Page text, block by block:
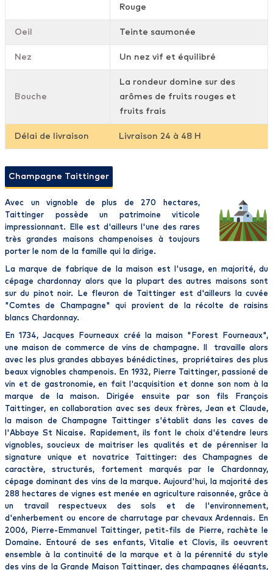
Rouge
Oeil Teinte saumonée
Nez Un nez vif et équilibré
Bouche
La rondeur domine sur des
arômes de fruits rouges et
fruits frais
Délai de livraison Livraison 24 à 48 H
Champagne Taittinger
Avec un vignoble de plus de 270 hectares,
Taittinger possède un patrimoine viticole
impressionnant. Elle est d'ailleurs l'une des rares
trèsgrandes maisons champenoises à toujours
porter le nom de la famille qui la dirige.
La marque de fabrique de la maison est l'usage, en majorité, du
cépage chardonnay alors que la plupart des autres maisons sont
sur du pinot noir.
Le fleuron de Taittinger est d'ailleurs la cuvée
"Comtes de Champagne" qui provient de la récolte de raisins
blancs Chardonnay.
En 1734, Jacques Fourneaux créé la maison "Forest Fourneaux",
une maison de commerce de vins dechampagne. Il travaille alors
avec les plus grandes abbayes bénédictines, propriétaires des plus
beaux vignobles champenois. En 1932, Pierre
Taittinger, passioné de
vin et de gastronomie, en fait l'acquisition et donne son nom à la
marque de la maison. Dirigée ensuite par son fils François
Taittinger, en collaboration avec ses deux frères, Jean et Claude,
la maison de Champagne Taittinger s'établit dans les caves de
l'Abbaye St Nicaise. Rapidement, ils font le choix d'étendre leurs
vignobles, soucieux de maitriser les qualités et de pérenniser la
signature unique et novatrice Taittinger: des Champagnes de
caractère, structurés, fortement marqués par le Chardonnay,
cépage dominant des vins de la marque. Aujourd'hui, la majorité des
288 hectares de vignes est menée en agriculture raisonnée, grâce à
un travail respectueux des sols et de l'environnement,
d'enherbement ou encore de charrutage par chevaux Ardennais. En
2006,
Pierre-Emmanuel Taittinger, petit-fils de Pierre, rachète le
Domaine. Entouré de ses enfants, Vitalie et Clovis, ils oeuvrent
ensemble à la continuité de la marque et à la pérennité du style
des vins de la Grande Maison Taittinger, des champagnes élégants,